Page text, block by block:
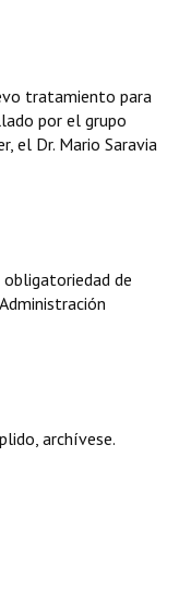
tratamiento para
por el grupo
el Dr. Mario Saravia
de
archívese.